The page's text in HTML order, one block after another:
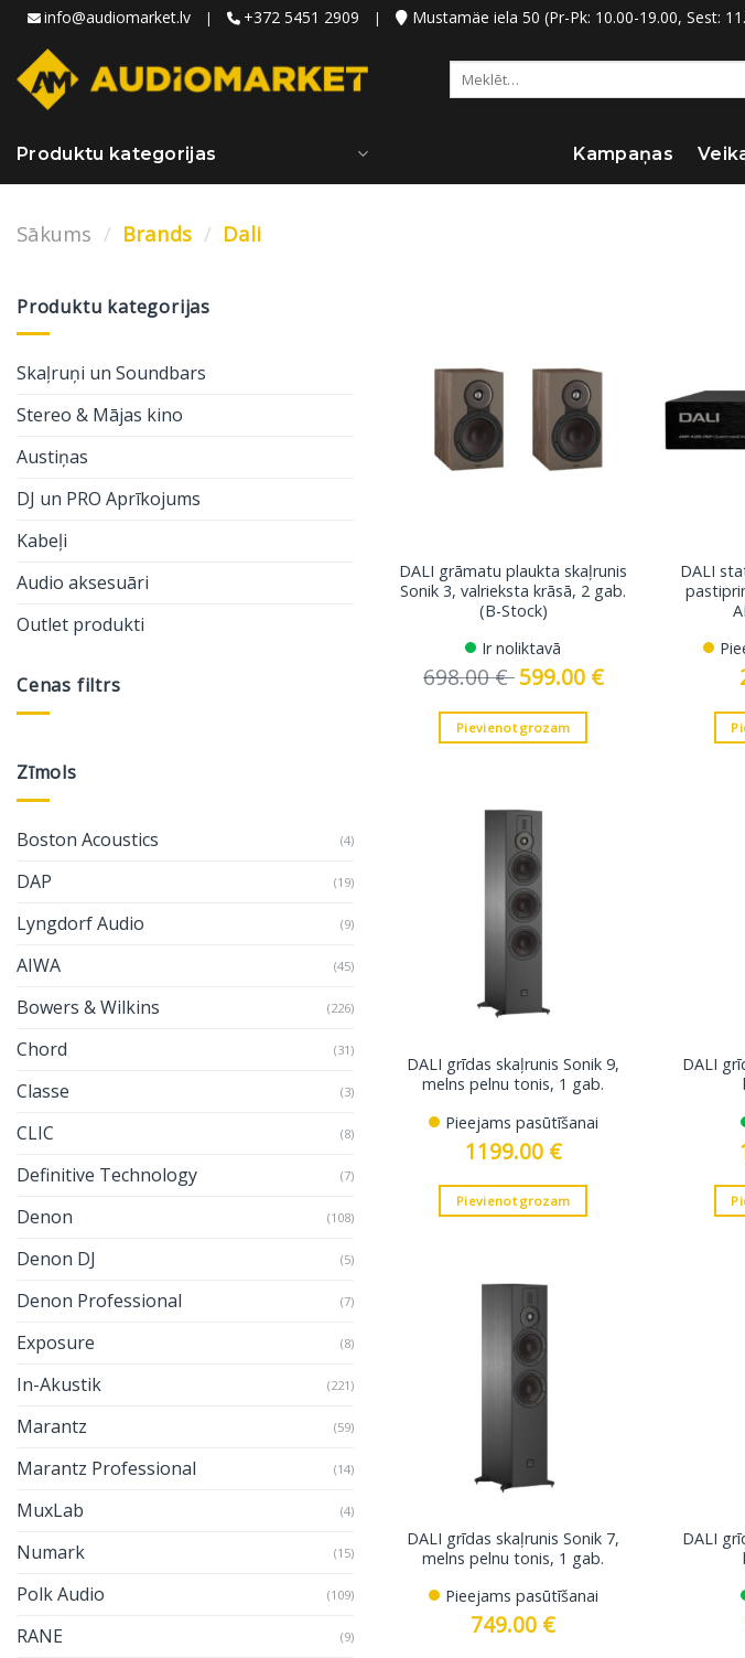
Skip
content
info@audiomarket.lv | +372 5451 2909 | Mustamäe iela 50 (Pr-Pk: 10.00-19.00, Sest:
Meklēt:
Produktu kategorijas Kampaņas
Sākums / Brands / Dali
Produktu kategorijas
Skaļruņi un Soundbars
Stereo & Mājas kino
Austiņas
DJ un PRO Aprīkojums
Kabeļi
Audio aksesuāri
Outlet produkti
Cenas filtrs
Zīmols
Boston Acoustics (4)
DAP (19)
Lyngdorf Audio (9)
AIWA (45)
Bowers & Wilkins (226)
Chord (31)
Classe (3)
CLIC (8)
Definitive Technology (7)
Denon (108)
Denon DJ (5)
Denon Professional (7)
Exposure (8)
In-Akustik (221)
Marantz (59)
Marantz Professional (14)
MuxLab (4)
Numark (15)
Polk Audio (109)
RANE (9)
DALI grāmatu plaukta skaļrunis
Sonik 3, valrieksta krāsā, 2 gab.
(B-Stock)
Ir noliktavā
698.00€ Original
price
698.00 €.
599.00 €Current
price
Pievienot grozam
DALI
DALI grīdas skaļrunis Sonik 9,
melns pelnu tonis, 1 gab.
Pieejams pasūtīšanai
1199.00 €
Pievienot grozam
DALI
DALI grīdas skaļrunis Sonik 7,
melns pelnu tonis, 1 gab.
Pieejams pasūtīšanai
749.00 €
DALI